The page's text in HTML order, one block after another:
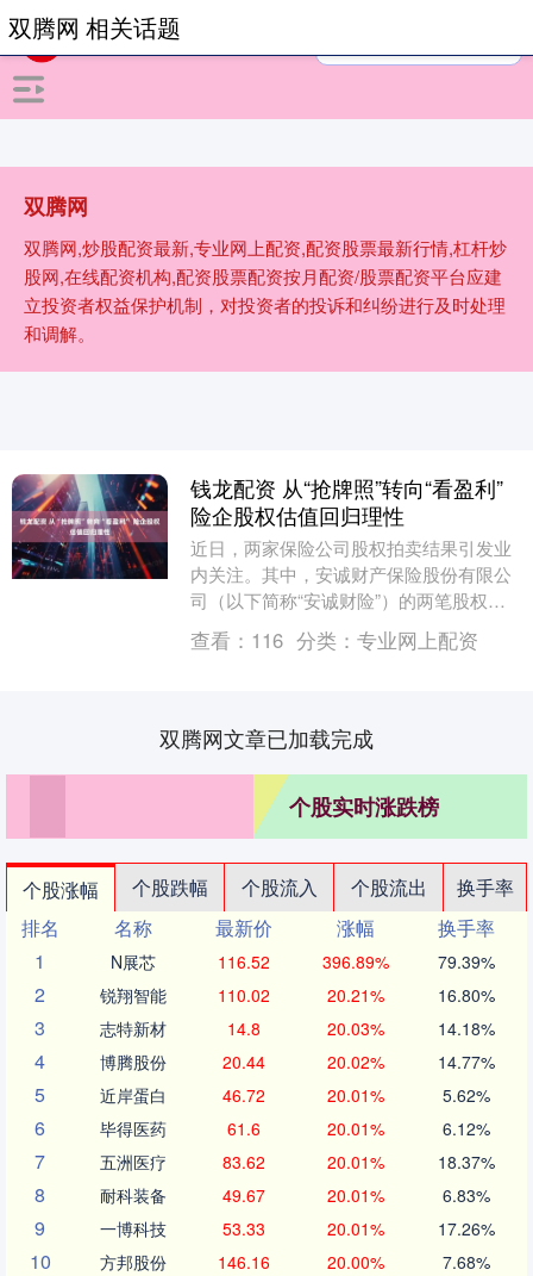
双腾网
双腾网,炒股配资最新,专业网上配资,配资股票最新行情,杠杆炒
股网,在线配资机构,配资股票配资按月配资/股票配资平台应建
立投资者权益保护机制，对投资者的投诉和纠纷进行及时处理
和调解。
双腾网 相关话题
钱龙配资 从“抢牌照”转向“看盈利”
险企股权估值回归理性
近日，两家保险公司股权拍卖结果引发业
内关注。其中，安诚财产保险股份有限公
司（以下简称“安诚财险”）的两笔股权在
阿里资产平台进行的第五次拍卖以流拍结
束；三峡人寿保....
查看： 116 分类： 专业网上配资
双腾网文章已加载完成
个股实时涨跌榜
个股涨幅 个股跌幅 个股流入 个股流出
换手率
排名
名称 最新价 涨幅
换手率
1
N展芯 116.52 396.89% 79.39%
2 锐翔智能 110.02 20.21% 16.80%
3 志特新材 14.8 20.03% 14.18%
4 博腾股份 20.44 20.02% 14.77%
5 近岸蛋白 46.72 20.01% 5.62%
6 毕得医药 61.6 20.01% 6.12%
7 五洲医疗 83.62 20.01% 18.37%
8 耐科装备 49.67 20.01% 6.83%
9 一博科技 53.33 20.01% 17.26%
10 方邦股份 146.16 20.00% 7.68%